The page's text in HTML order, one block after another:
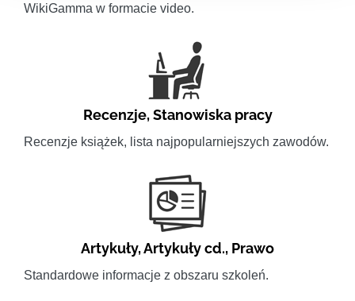
WikiGamma w formacie video.
Recenzje,Stanowiska pracy
Recenzje książek, lista najpopularniejszych zawodów.
Artykuły,Artykuły cd., Prawo
Standardowe informacje z obszaru szkoleń.